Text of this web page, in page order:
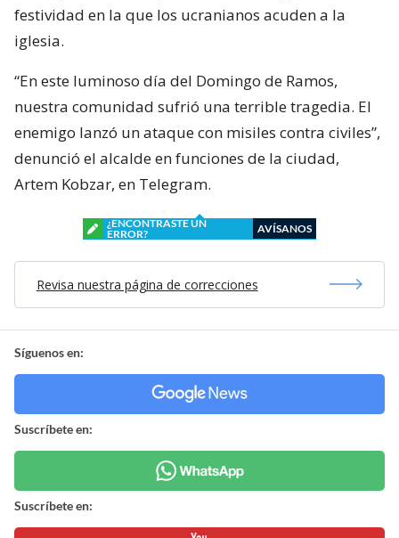
festividad en la que los ucranianos acuden a la
iglesia.
“En este luminoso día del Domingo de Ramos,
nuestra comunidad sufrió una terrible tragedia. El
enemigo lanzó un ataque con misiles contra civiles”,
denunció el alcalde en funciones de la ciudad,
Artem Kobzar, en Telegram.
¿ENCONTRASTE UN
ERROR?
AVÍSANOS
Revisa nuestra página de correcciones
Síguenos en:
Suscríbete en:
Suscríbete en: